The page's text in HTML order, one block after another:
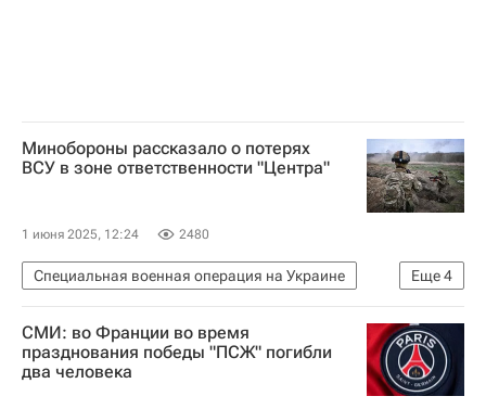
Минобороны рассказало о потерях
ВСУ в зоне ответственности "Центра"
1 июня 2025, 12:24 2480
Еще4
Специальная военная операция на Украине
Россия
Красноармейск
Финляндия
Вооруженные силы Украины
СМИ: во Франции во время
празднования победы "ПСЖ" погибли
два человека